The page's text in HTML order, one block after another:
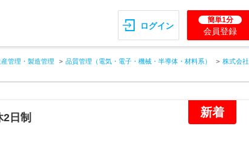
ログイン
簡単1分
会員登録
管理・製造管理 品質管理（電気・電子・機械・半導体・材料系）
株式会社
新着
日制